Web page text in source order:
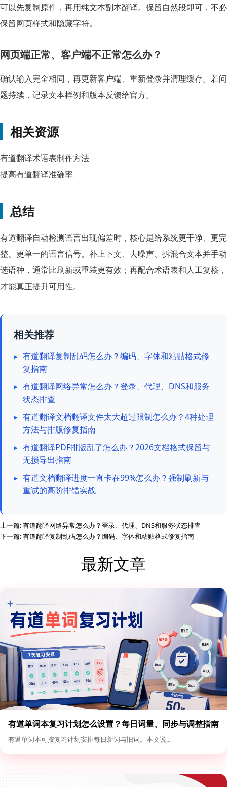
可以先复制原件，再用纯文本副本翻译。保留自然段即可，不必
保留网页样式和隐藏字符。
网页端正常、客户端不正常怎么办？
确认输入完全相同，再更新客户端、重新登录并清理缓存。若问
题持续，记录文本样例和版本反馈给官方。
相关资源
有道翻译术语表制作方法
提高有道翻译准确率
总结
有道翻译自动检测语言出现偏差时，核心是给系统更干净、更完
整、更单一的语言信号。补上下文、去噪声、拆混合文本并手动
选语种，通常比刷新或重装更有效；再配合术语表和人工复核，
才能真正提升可用性。
相关推荐
▸ 有道翻译复制乱码怎么办？编码、字体和粘贴格式修
复指南
▸ 有道翻译网络异常怎么办？登录、代理、DNS和服务
状态排查
▸ 有道翻译文档翻译文件太大超过限制怎么办？4种处理
方法与排版修复指南
▸ 有道翻译PDF排版乱了怎么办？2026文档格式保留与
无损导出指南
▸ 有道文档翻译进度一直卡在99%怎么办？强制刷新与
重试的高阶排错实战
上一篇:有道翻译网络异常怎么办？登录、代理、DNS和服务状态排查
下一篇:有道翻译复制乱码怎么办？编码、字体和粘贴格式修复指南
最新文章
有道单词本复习计划怎么设置？每日词量、同步与调整指南
有道单词本可按复习计划安排每日新词与旧词。本文说...